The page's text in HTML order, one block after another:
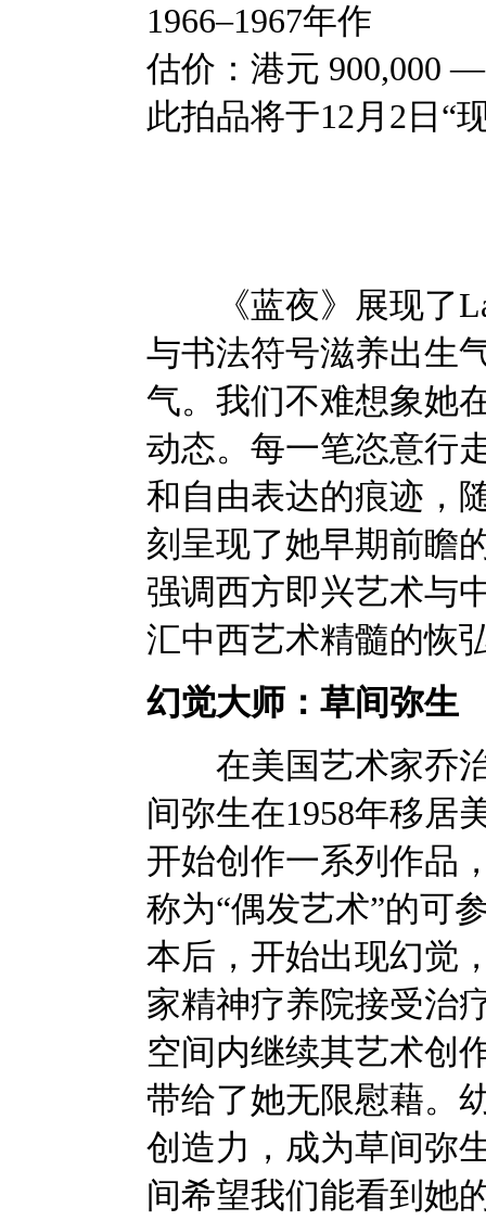
1966–1967年作
估价：港元 900,000 —
此拍品将于12月2日“
《蓝夜》展现了
与书法符号滋养出生
气。我们不难想象她
动态。每一笔恣意行
和自由表达的痕迹，
刻呈现了她早期前瞻
强调西方即兴艺术与
汇中西艺术精髓的恢
幻觉大师：草间弥生
在美国艺术家乔治
间弥生在1958年移居
开始创作一系列作品
称为“偶发艺术”的可
本后，开始出现幻觉
家精神疗养院接受治
空间内继续其艺术创
带给了她无限慰藉。
创造力，成为草间弥
间希望我们能看到她